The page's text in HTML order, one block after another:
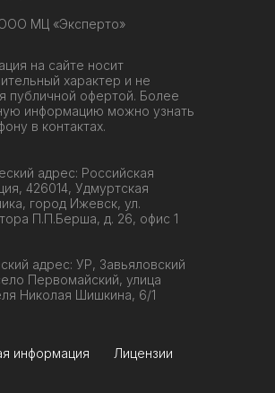
Лицензии
информация
адрес: УР, Завьяловский
Первомайский, улица
Николая Шишкина, 6/1
адрес: Российская
426014, Удмуртская
город Ижевск, ул.
П.П.Берша, д. 26, офис 1
на сайте носит
характер и не
публичной офертой. Более
информацию можно узнать
в контактах.
МЦ «Эксперто»